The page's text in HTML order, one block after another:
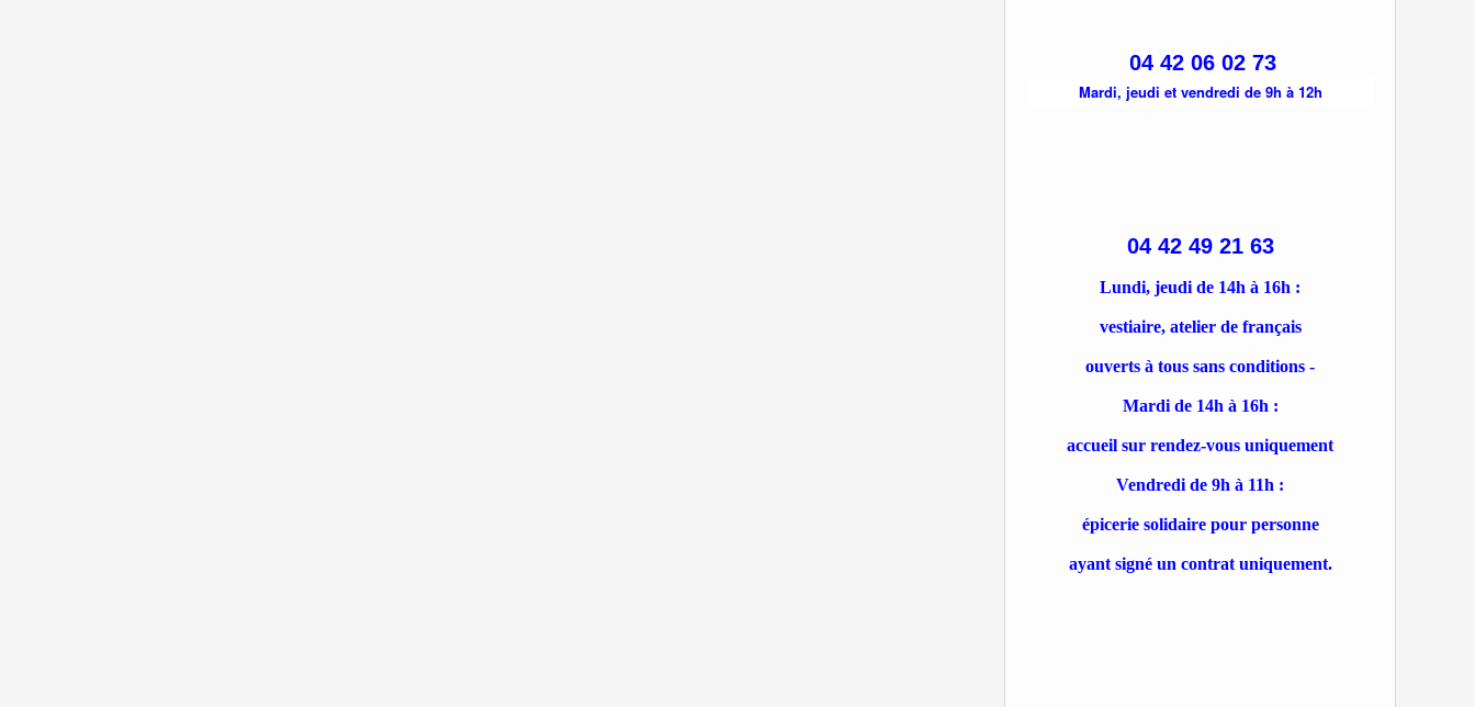
04 42 06 02 73
Mardi, jeudi et vendredi de 9h à 12h
04 42 49 21 63
Lundi, jeudi de 14h à 16h :
vestiaire, atelier de français
ouverts à tous sans conditions -
Mardi de 14h à 16h :
accueil sur rendez-vous uniquement
Vendredi de 9h à 11h :
épicerie solidaire pour personne
ayant signé un contrat uniquement.